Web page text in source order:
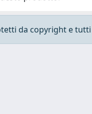
da copyright e